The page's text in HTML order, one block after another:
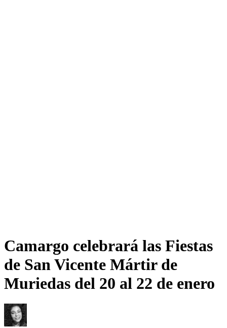
Camargo celebrará las Fiestas
de San Vicente Mártir de
Muriedas del 20 al 22 de enero